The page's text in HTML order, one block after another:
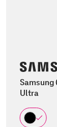
Samsung
Ultra